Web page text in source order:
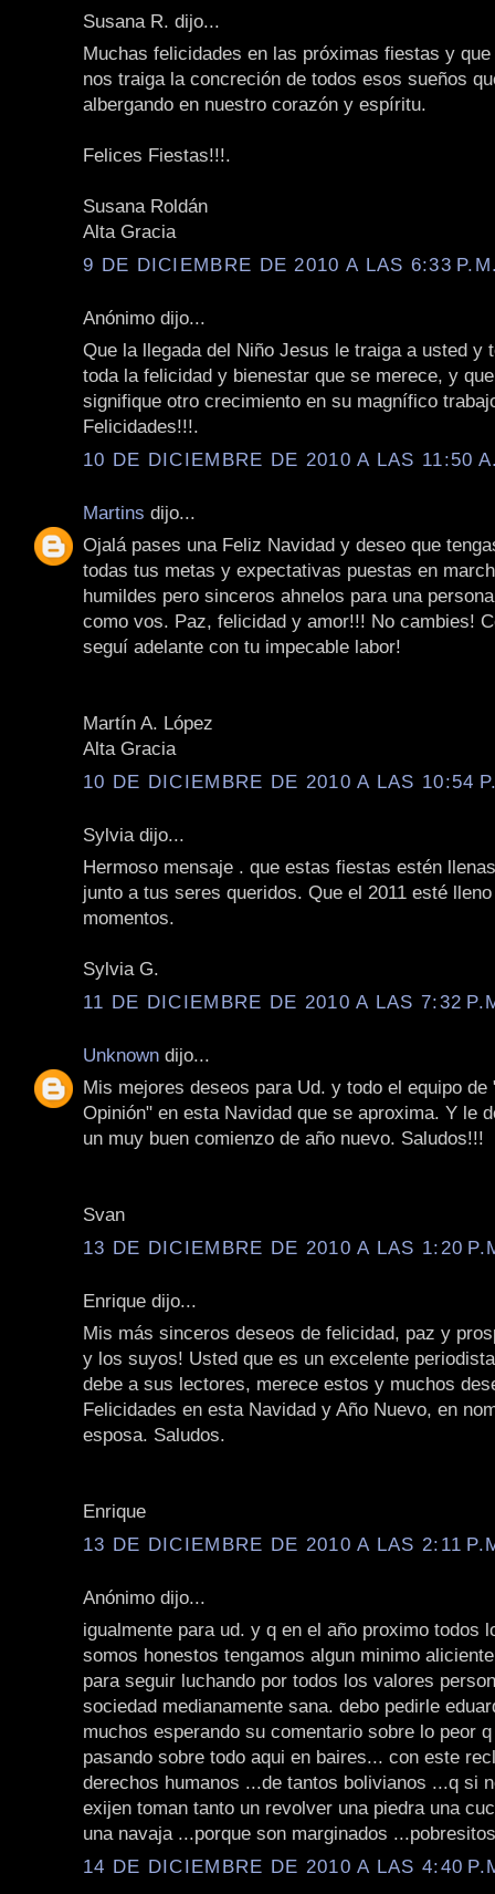
Susana R. dijo...
Muchas felicidades en las próximas fiestas y
nos traiga la concreción de todos esos sueños
albergando en nuestro corazón y espíritu.
Felices Fiestas!!!.
Susana Roldán
Alta Gracia
9 DE DICIEMBRE DE 2010 A LAS 6:33
Anónimo dijo...
Que la llegada del Niño Jesus le traiga a usted y
toda la felicidad y bienestar que se merece, y
signifique otro crecimiento en su magnífico
Felicidades!!!.
10 DE DICIEMBRE DE 2010 A LAS 11:50
Martins dijo...
Ojalá pases una Feliz Navidad y deseo que
todas tus metas y expectativas puestas en
humildes pero sinceros ahnelos para una
como vos. Paz, felicidad y amor!!! No cambies!
seguí adelante con tu impecable labor!
Martín A. López
Alta Gracia
10 DE DICIEMBRE DE 2010 A LAS 10:54
Sylvia dijo...
Hermoso mensaje . que estas fiestas estén
junto a tus seres queridos. Que el 2011 esté
momentos.
Sylvia G.
11 DE DICIEMBRE DE 2010 A LAS 7:32
Unknown dijo...
Mis mejores deseos para Ud. y todo el equipo de
Opinión" en esta Navidad que se aproxima. Y le
un muy buen comienzo de año nuevo. Saludos!!!
Svan
13 DE DICIEMBRE DE 2010 A LAS 1:20
Enrique dijo...
Mis más sinceros deseos de felicidad, paz y
y los suyos! Usted que es un excelente
debe a sus lectores, merece estos y muchos
Felicidades en esta Navidad y Año Nuevo, en
esposa. Saludos.
Enrique
13 DE DICIEMBRE DE 2010 A LAS 2:11
Anónimo dijo...
igualmente para ud. y q en el año proximo todos
somos honestos tengamos algun minimo
para seguir luchando por todos los valores
sociedad medianamente sana. debo pedirle
muchos esperando su comentario sobre lo peor
pasando sobre todo aqui en baires... con este
derechos humanos ...de tantos bolivianos ...q si
exijen toman tanto un revolver una piedra una
una navaja ...porque son marginados
14 DE DICIEMBRE DE 2010 A LAS 4:40